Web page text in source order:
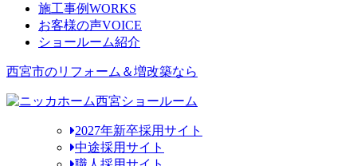
施工事例WORKS
お客様の声VOICE
ショールーム紹介
西宮市のリフォーム＆増改築なら
2027年新卒採用サイト
中途採用サイト